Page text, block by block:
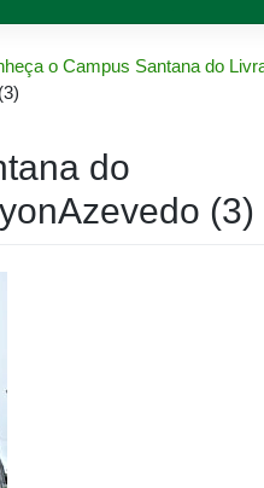
o Campus Santana do
do
(3)